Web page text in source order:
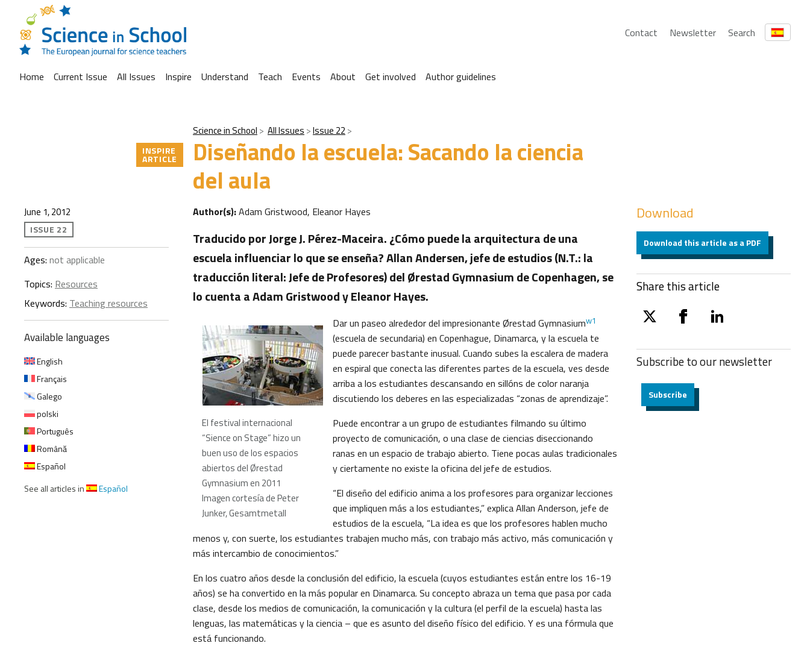
Contact Newsletter Search
Home Current Issue All Issues Inspire Understand Teach Events About Get involved Author guidelines
Science in School All Issues Issue 22
Diseñando la escuela: Sacando la ciencia
del aula
INSPIRE
ARTICLE
June 1, 2012
ISSUE 22
Ages: not applicable
Topics: Resources
Keywords: Teaching resources
Available languages
English
Français
Galego
polski
Português
Română
Español
See all articles in
Español
Author(s):Adam Gristwood, Eleanor Hayes
Traducido por Jorge J. Pérez-Maceira. ¿Cómo puede la arquitectura de una
escuela influenciar lo que se enseña? Allan Andersen, jefe de estudios (N.T.: la
traducción literal: Jefe de Profesores) del Ørestad Gymnasium de Copenhagen, se
lo cuenta a Adam Gristwood y Eleanor Hayes.
El festival internacional
“Sience on Stage” hizo un
buen uso de los espacios
abiertos del Ørestad
Gymnasium en 2011
Imagen cortesía de Peter
Junker, Gesamtmetall
Dar un paseo alrededor del impresionante Ørestad Gymnasiumw1
(escuela de secundaria) en Copenhague, Dinamarca, y la escuela te
puede parecer bastante inusual. Cuando subes la escalera de madera
en espiral que conecta las diferentes partes de la escuela, ves desde
arriba a los estudiantes descansando en sillóns de color naranja
discutiendo los deberes en las especializadas “zonas de aprendizaje”.
Puede encontrar a un grupo de estudiantes filmando su último
proyecto de comunicación, o una clase de ciencias diseccionando
ranas en un espacio de trabajo abierto. Tiene pocas aulas tradicionales
y ciertamente no existe la oficina del jefe de estudios.
“El diseño del edificio anima a los profesores para organizar lecciones
que impliquen más a los estudiantes,” explica Allan Anderson, jefe de
estudios de la escuela, “La idea es que los profesores hablen mucho
menos y, con suerte, los estudiantes trabajen mucho más, con trabajo más activo, más comunicación y
más intercambio de conocimientos.”
En los cuatro años desde la conclusión del edificio, la escuela (cuyos estudiantes están entre los 16-19
años) se ha convertido en la más popular en Dinamarca. Su concepto abraza un tema que pasa por cada
clase, desde los medios de comunicación, la comunicación y la cultura (el perfil de la escuela) hasta las
lenguas, las matemáticas y la ciencia – que es asunto del diseño físico del edificio. Y es una fórmula que
está funcionando.
Download
Download this article as a PDF
Share this article
twitter facebooklinkedin
Subscribe to ournewsletter
Subscribe